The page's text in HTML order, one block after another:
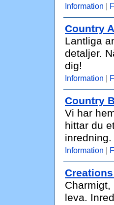
Information |
Country
Lantliga
detaljer.
dig!
Information |
Country
Vi har
hittar du
inredning.
Information |
leva.